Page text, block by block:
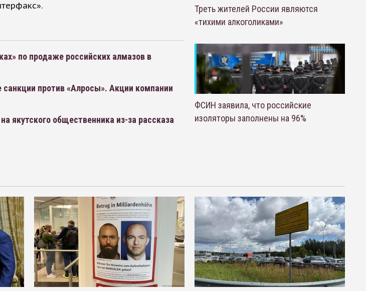
по продаже российских алмазов в
против «Алросы». Акции компании
якутского общественника из-за рассказа
Треть жителей России являются
«тихими алкоголиками»
ФСИН заявила, что российские
изоляторы заполнены на 96%